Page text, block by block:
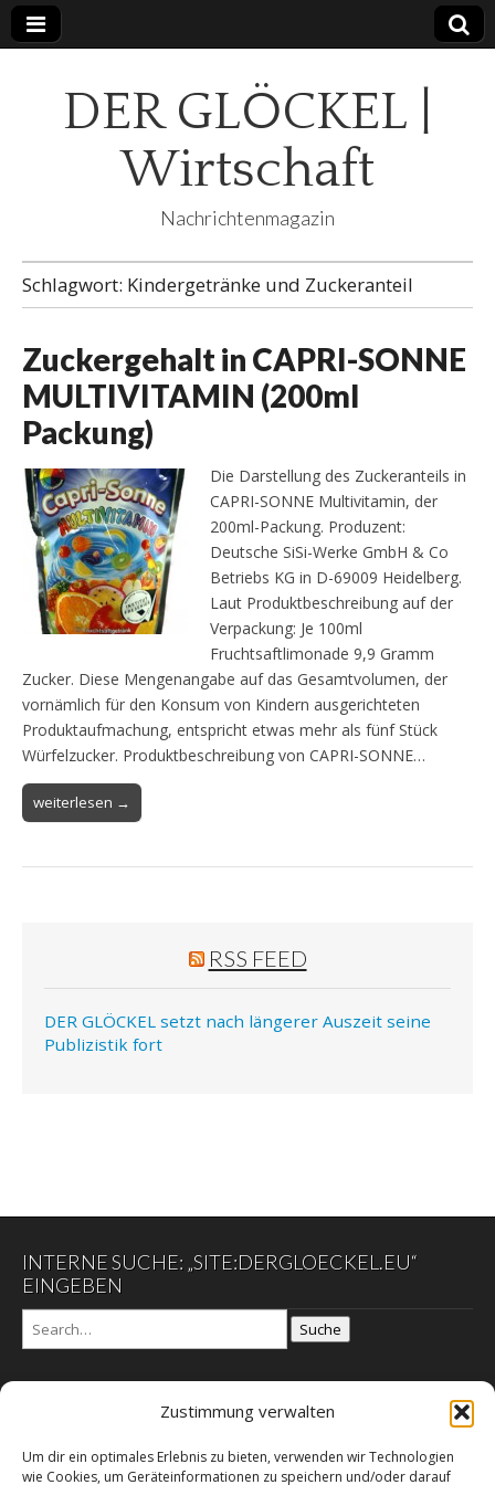
Zustimmung verwalten
Um dir ein optimales Erlebnis zu bieten, verwenden wir Technologien
wie Cookies, um Geräteinformationen zu speichern und/oder darauf
DER GLÖCKEL |
Wirtschaft
Nachrichtenmagazin
Schlagwort: Kindergetränke und Zuckeranteil
Zuckergehalt in CAPRI-SONNE
MULTIVITAMIN (200ml
Packung)
Die Darstellung des Zuckeranteils in
CAPRI-SONNE Multivitamin, der
200ml-Packung. Produzent:
Deutsche SiSi-Werke GmbH & Co
Betriebs KG in D-69009 Heidelberg.
Laut Produktbeschreibung auf der
Verpackung: Je 100ml
Fruchtsaftlimonade 9,9 Gramm
Zucker. Diese Mengenangabe auf das Gesamtvolumen, der
vornämlich für den Konsum von Kindern ausgerichteten
Produktaufmachung, entspricht etwas mehr als fünf Stück
Würfelzucker. Produktbeschreibung von CAPRI-SONNE…
weiterlesen →
RSS FEED
DER GLÖCKEL setzt nach längerer Auszeit seine
Publizistik fort
INTERNE SUCHE: „SITE:DERGLOECKEL.EU“
EINGEBEN
Suche
Datenschutzerklärung